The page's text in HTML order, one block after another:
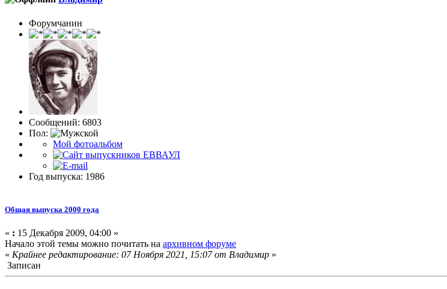
Форумчанин
Сообщений: 6803
Пол:
Мой фотоальбом
Год выпуска: 1986
Общая выпуска 2000 года
« : 15 Декабря 2009, 04:00 »
Начало этой темы можно почитать на архивном форуме
« Крайнее редактирование: 07 Ноября 2021, 15:07 от Влaдимир »
Записан